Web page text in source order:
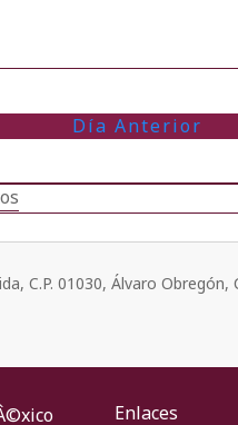
Día Anterior
C.P. 01030, Álvaro Obregón,
Enlaces